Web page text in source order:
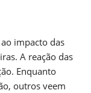
impacto das
A reação das
Enquanto
outros veem